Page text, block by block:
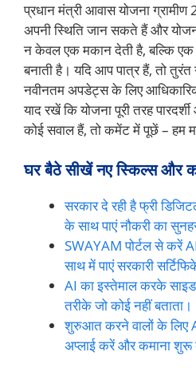
प्रधान मंत्री आवास योजना
अपनी स्थिति जान सकते हैं और
न केवल एक मकान देती है, बल्कि
बनाती है। यदि आप पात्र हैं, तो
नवीनतम अपडेट्स के लिए
याद रखें कि योजना पूरी तरह
कोई सवाल हैं, तो कमेंट में पूछें – हम
घर बैठे सीखें नए स्किल्स और
सरकार दे रही है फ्री
के साथ पाएं नौकरी का
SWAYAM पोर्टल से करें
साथ में पाएं सरकारी
AI का इस्तेमाल करके
तरीके जो कोई नहीं बताता।
शुरुआत करने वालों के लिए
अप्लाई करें और कमाना